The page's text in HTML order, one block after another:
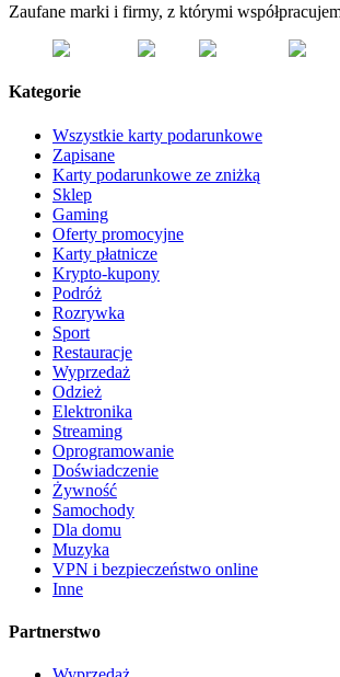
Zaufane marki i firmy, z którymi
Kategorie
Wszystkie karty podarunkowe
Zapisane
Karty podarunkowe ze zniżką
Sklep
Gaming
Oferty promocyjne
Karty płatnicze
Krypto-kupony
Podróż
Rozrywka
Sport
Restauracje
Wyprzedaż
Odzież
Elektronika
Streaming
Oprogramowanie
Doświadczenie
Żywność
Samochody
Dla domu
Muzyka
VPN i bezpieczeństwo online
Inne
Partnerstwo